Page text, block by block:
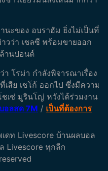
นะของ อบราฮัม ยิ่งไม่เป็นที่
วว่า เชลซี พร้อมขายออก
านปอนด์
า โรม่า กำลังพิจารณาเรื่อง
สีย เชโก้ ออกไป ซึ่งมีความ
ชเซ่ มูรินโญ่ หวังได้ร่วมงาน
อลสด 7M / เป็นที่ต้องการ
ดท Livescore บ้านผลบอล
Livescore ทุกลีก